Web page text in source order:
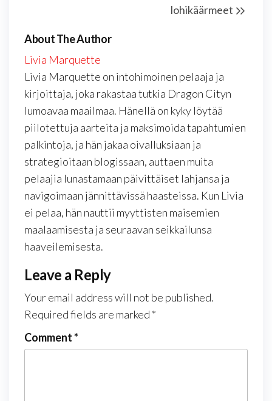
lohikäärmeet
About The Author
Livia Marquette
Livia Marquette on intohimoinen pelaaja ja
kirjoittaja, joka rakastaa tutkia Dragon Cityn
lumoavaa maailmaa. Hänellä on kyky löytää
piilotettuja aarteita ja maksimoida tapahtumien
palkintoja, ja hän jakaa oivalluksiaan ja
strategioitaan blogissaan, auttaen muita
pelaajia lunastamaan päivittäiset lahjansa ja
navigoimaan jännittävissä haasteissa. Kun Livia
ei pelaa, hän nauttii myyttisten maisemien
maalaamisesta ja seuraavan seikkailunsa
haaveilemisesta.
Leave a Reply
Your email address will not be published.
Required fields are marked *
Comment*